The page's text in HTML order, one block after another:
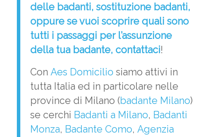
delle badanti, sostituzione badanti,
oppure se vuoi scoprire quali sono
tutti i passaggi per l’assunzione
della tua badante, contattaci!
Con Aes Domicilio siamo attivi in
tutta Italia ed in particolare nelle
province di Milano (badante Milano)
se cerchi Badanti a Milano, Badanti
Monza, Badante Como, Agenzia